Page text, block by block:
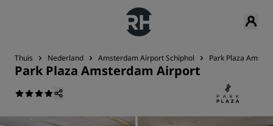
Thuis Nederland Amsterdam Airport Schiphol Park Plaza
Park Plaza Amsterdam Airport